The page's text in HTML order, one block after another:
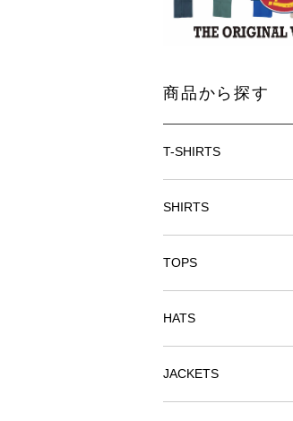
商品から探す
T-SHIRTS
SHIRTS
TOPS
HATS
JACKETS